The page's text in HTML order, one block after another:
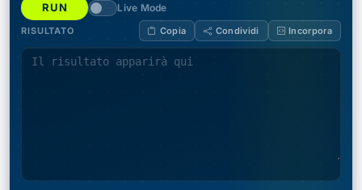
RUN Live Mode
RISULTATO Copia Condividi Incorpora